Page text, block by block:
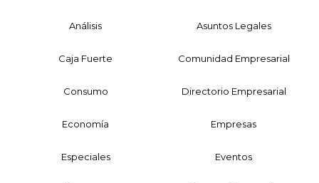
Análisis Asuntos Legales
Caja Fuerte Comunidad Empresarial
Consumo Directorio Empresarial
Economía Empresas
Especiales Eventos